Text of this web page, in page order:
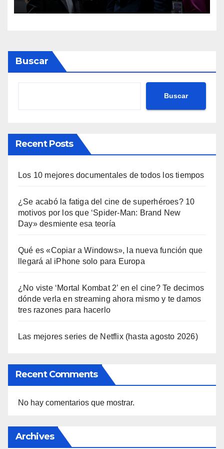
a retirar las restricciones
Buscar
Buscar
Recent Posts
Los 10 mejores documentales de todos los tiempos
¿Se acabó la fatiga del cine de superhéroes? 10
motivos por los que ‘Spider-Man: Brand New
Day» desmiente esa teoría
Qué es «Copiar a Windows», la nueva función que
llegará al iPhone solo para Europa
¿No viste ‘Mortal Kombat 2’ en el cine? Te decimos
dónde verla en streaming ahora mismo y te damos
tres razones para hacerlo
Las mejores series de Netflix (hasta agosto 2026)
Recent Comments
No hay comentarios que mostrar.
Archives